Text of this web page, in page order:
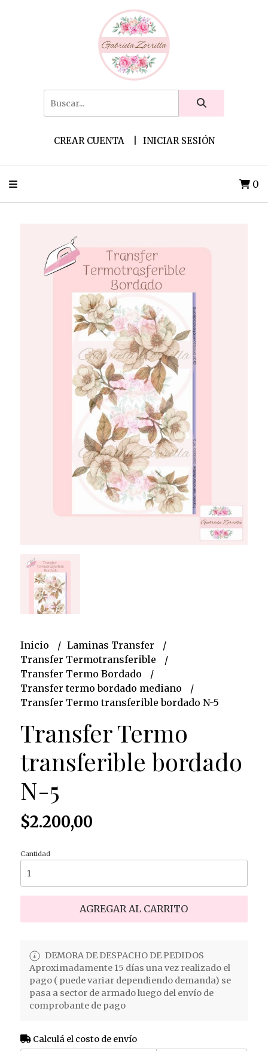
CREAR CUENTA INICIAR SESIÓN
0
Inicio
Laminas Transfer
Transfer Termotransferible
Transfer Termo Bordado
Transfer termo bordado mediano
Transfer Termo transferible bordado N-5
Transfer Termo
transferible bordado
N-5
$2.200,00
Cantidad
AGREGAR AL CARRITO
DEMORA DE DESPACHO DE PEDIDOS
Aproximadamente 15 días una vez realizado el
pago ( puede variar dependiendo demanda) se
pasa a sector de armado luego del envío de
comprobante de pago
Calculá el costo de envío